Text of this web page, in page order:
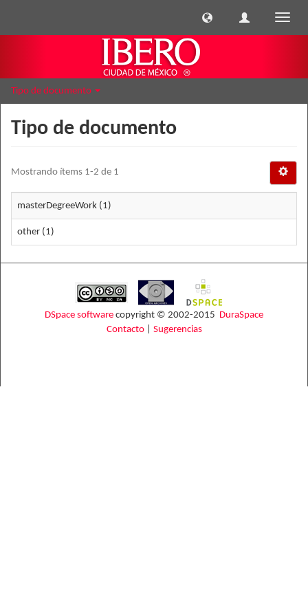
Tipo de documento
Tipo de documento
Mostrando ítems 1-2 de 1
masterDegreeWork (1)
other (1)
DSpace software copyright © 2002-2015 DuraSpace
Contacto| Sugerencias